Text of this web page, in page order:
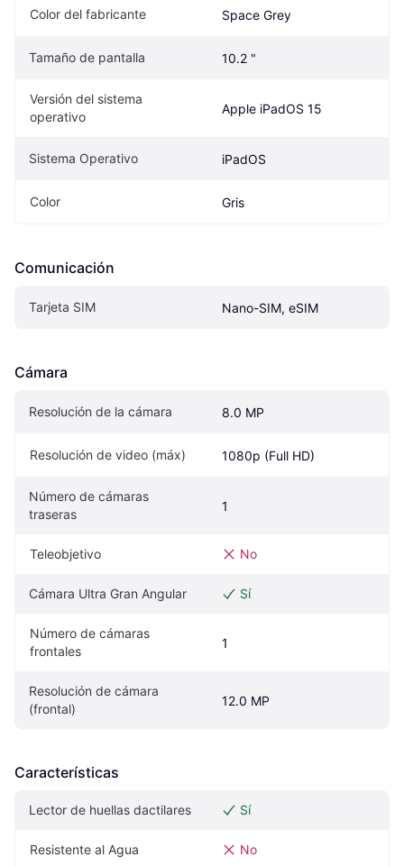
Color del fabricante Space Grey
Tamaño de pantalla 10.2 "
Versión del sistema
operativo
Apple iPadOS 15
Sistema Operativo iPadOS
Color Gris
Comunicación
Tarjeta SIM Nano-SIM, eSIM
Cámara
Resolución de la cámara 8.0 MP
Resolución de video (máx) 1080p (Full HD)
Número de cámaras
traseras
1
Teleobjetivo No
Cámara Ultra Gran Angular Sí
Número de cámaras
frontales
1
Resolución de cámara
(frontal)
12.0 MP
Características
Lector de huellas dactilares Sí
Resistente al Agua No